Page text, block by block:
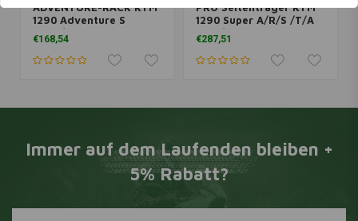
ADVENTURE-RACK KTM
1290 Adventure S
('21+)/R ('21+) | Schwarz
€168,54
PRO Seitenträger KTM
1290 Super A/R/S /T/A
1090/R | Schwarz,
pulverbeschichtet
€287,51
Immer auf dem Laufenden bleiben +
5% Rabatt?